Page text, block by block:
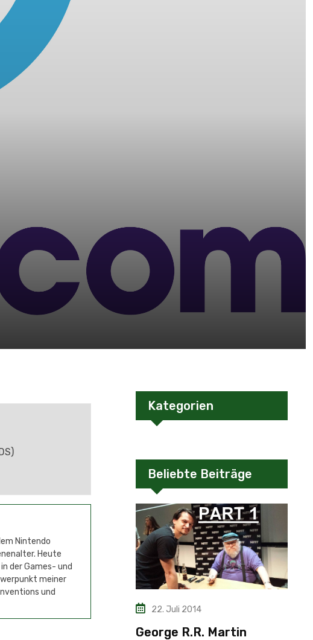
Nintendo
Heute
der Games- und
meiner
und
Kategorien
Beliebte Beiträge
22. Juli 2014
George R.R. Martin